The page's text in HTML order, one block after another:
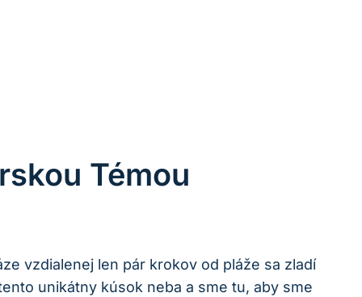
Témou
vzdialenej len pár krokov od pláže sa zladí
unikátny kúsok neba a sme tu, aby sme